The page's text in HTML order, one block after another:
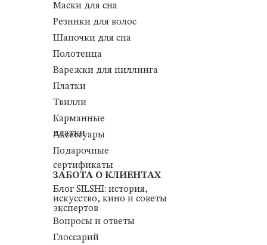
Глоссарий
Вопросы и ответы
Блог SILSHI: история,
искусство, кино и советы
экспертов
ЗАБОТА О КЛИЕНТАХ
Резинки для волос
Шапочки для сна
Полотенца
Варежки для пиллинга
Платки
Карманные
платки
Аксессуары
Подарочные
сертификаты
Маски для сна
Твилли